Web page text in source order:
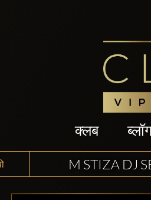
क्लब
M STIZA DJ